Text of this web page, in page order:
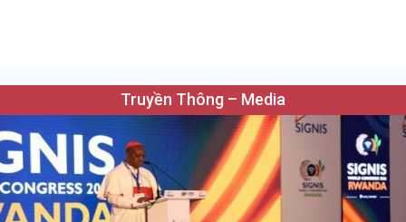
Truyền Thông – Media